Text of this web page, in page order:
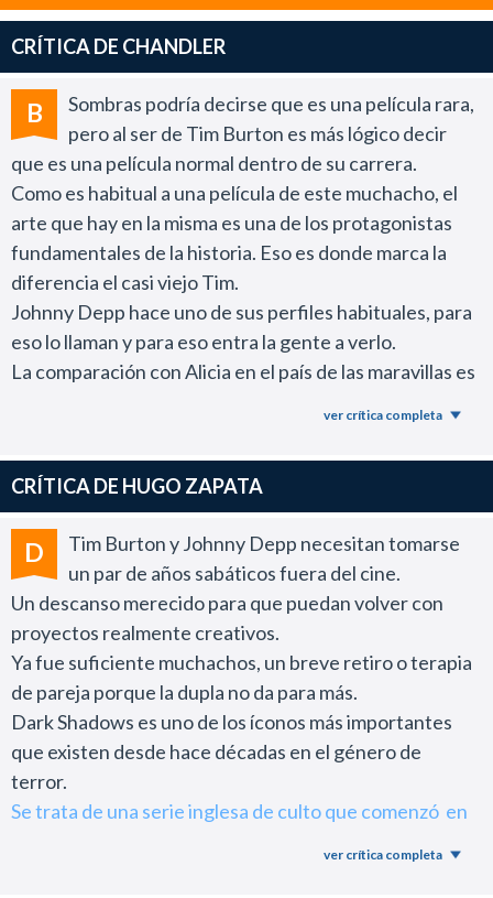
CRÍTICA DE CHANDLER
B
Sombras podría decirse que es una película rara,
pero al ser de Tim Burton es más lógico decir
que es una película normal dentro de su carrera.
Como es habitual a una película de este muchacho, el
arte que hay en la misma es una de los protagonistas
fundamentales de la historia. Eso es donde marca la
diferencia el casi viejo Tim.
Johnny Depp hace uno de sus perfiles habituales, para
eso lo llaman y para eso entra la gente a verlo.
La comparación con Alicia en el país de las maravillas es
hace que no sea destacable dentro de su filmografía.
Esta va en la línea de El jinete sin cabeza, por la historia
y los personajes.
Eva Green es lo mejor de la película. Confieso que
desde Casino Royale la presencia de ella en cualquier
película es perturbadora. Burton debe sentir lo mismo,
porque para eso la llamó. Es una gran actriz y si vieras
una foto normal de ella, sin conocer su filmografía, no
te provocaría absolutamente nada. Acá ya está su
historial y lo explota a la perfección.
Muy bien el resto del elenco secundario.
Pero a la película le falta un poco de ritmo y creo que
terminará dejando mayormente satisfechos a los fans
de Burton más que al público en general, donde el
ver crítica completa
CRÍTICA DE HUGO ZAPATA
D
Tim Burton y Johnny Depp necesitan tomarse
un par de años sabáticos fuera del cine.
Un descanso merecido para que puedan volver con
proyectos realmente creativos.
Ya fue suficiente muchachos, un breve retiro o terapia
de pareja porque la dupla no da para más.
Dark Shadows es uno de los íconos más importantes
que existen desde hace décadas en el género de
terror.
Se trata de una serie inglesa de culto que comenzó en
ver crítica completa